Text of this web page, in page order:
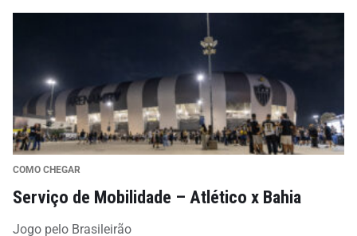
COMO CHEGAR
Serviço de Mobilidade – Atlético x Bahia
Jogo pelo Brasileirão